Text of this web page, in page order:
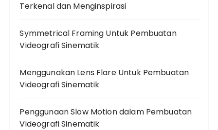
Terkenal dan Menginspirasi
Symmetrical Framing Untuk Pembuatan
Videografi Sinematik
Menggunakan Lens Flare Untuk Pembuatan
Videografi Sinematik
Penggunaan Slow Motion dalam Pembuatan
Videografi Sinematik